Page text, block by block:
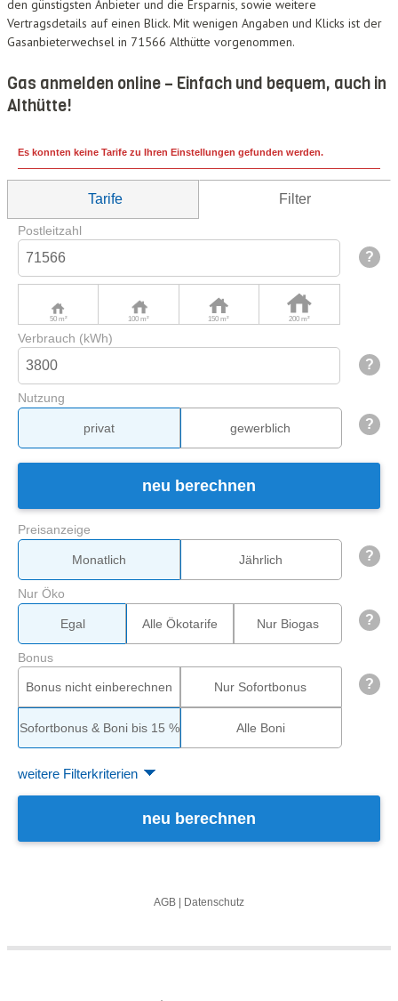
den günstigsten Anbieter und die Ersparnis, sowie weitere
Vertragsdetails auf einen Blick. Mit wenigen Angaben und Klicks ist der
Gasanbieterwechsel in 71566 Althütte vorgenommen.
Gas anmelden online – Einfach und bequem, auch in
Althütte!